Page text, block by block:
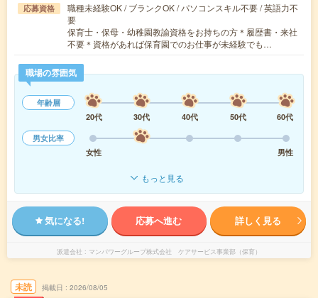
応募資格
職種未経験OK / ブランクOK / パソコンスキル不要 / 英語力不
要
保育士・保母・幼稚園教諭資格をお持ちの方＊履歴書・来社
不要＊資格があれば保育園でのお仕事が未経験でも…
職場の雰囲気
年齢層
20代
30代 40代 50代
60代
男女比率
女性
男性
もっと見る
気になる! 応募へ進む 詳しく見る
派遣会社 マンパワーグループ株式会社 ケアサービス事業部（保育）
未読 掲載日 2026/08/05